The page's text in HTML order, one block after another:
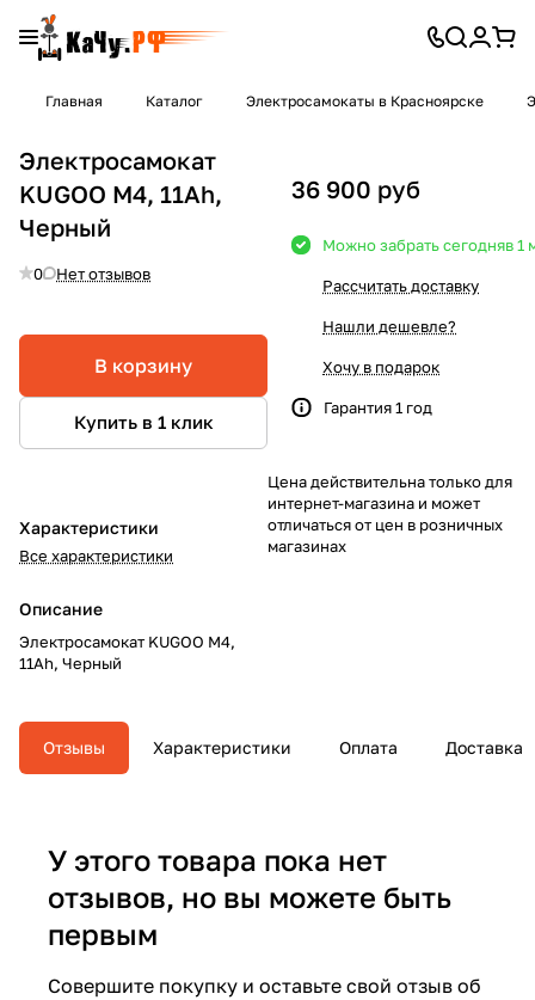
Главная Каталог Электросамокаты в Красноярске
Электросамокат
KUGOO M4, 11Ah,
Черный
0 Нет отзывов
В корзину
Купить в 1 клик
Характеристики
Все характеристики
Описание
Электросамокат KUGOO M4,
11Ah, Черный
36 900 руб
Можно забрать сегодняв 1
Рассчитать доставку
Нашли дешевле?
Хочу в подарок
Гарантия 1 год
Цена действительна только для
интернет-магазина и может
отличаться от цен в розничных
магазинах
Отзывы Характеристики Оплата Доставка
У этого товара пока нет
отзывов, но вы можете быть
первым
Совершите покупку и оставьте свой отзыв об